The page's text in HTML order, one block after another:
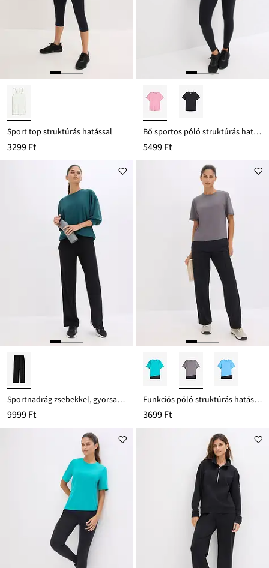
Sport top struktúrás hatással
3299 Ft
Bő sportos póló struktúrás hatással
5499 Ft
Sportnadrág zsebekkel, gyorsan szárad
9999 Ft
Funkciós póló struktúrás hatással
3699 Ft